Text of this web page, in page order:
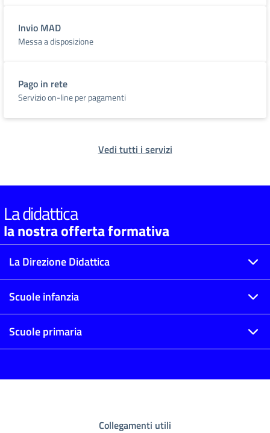
Invio MAD
Messa a disposizione
Pago in rete
Servizio on-line per pagamenti
Vedi tutti i servizi
La didattica
la nostra offerta formativa
La Direzione Didattica
Scuole infanzia
Scuole primaria
Collegamenti utili